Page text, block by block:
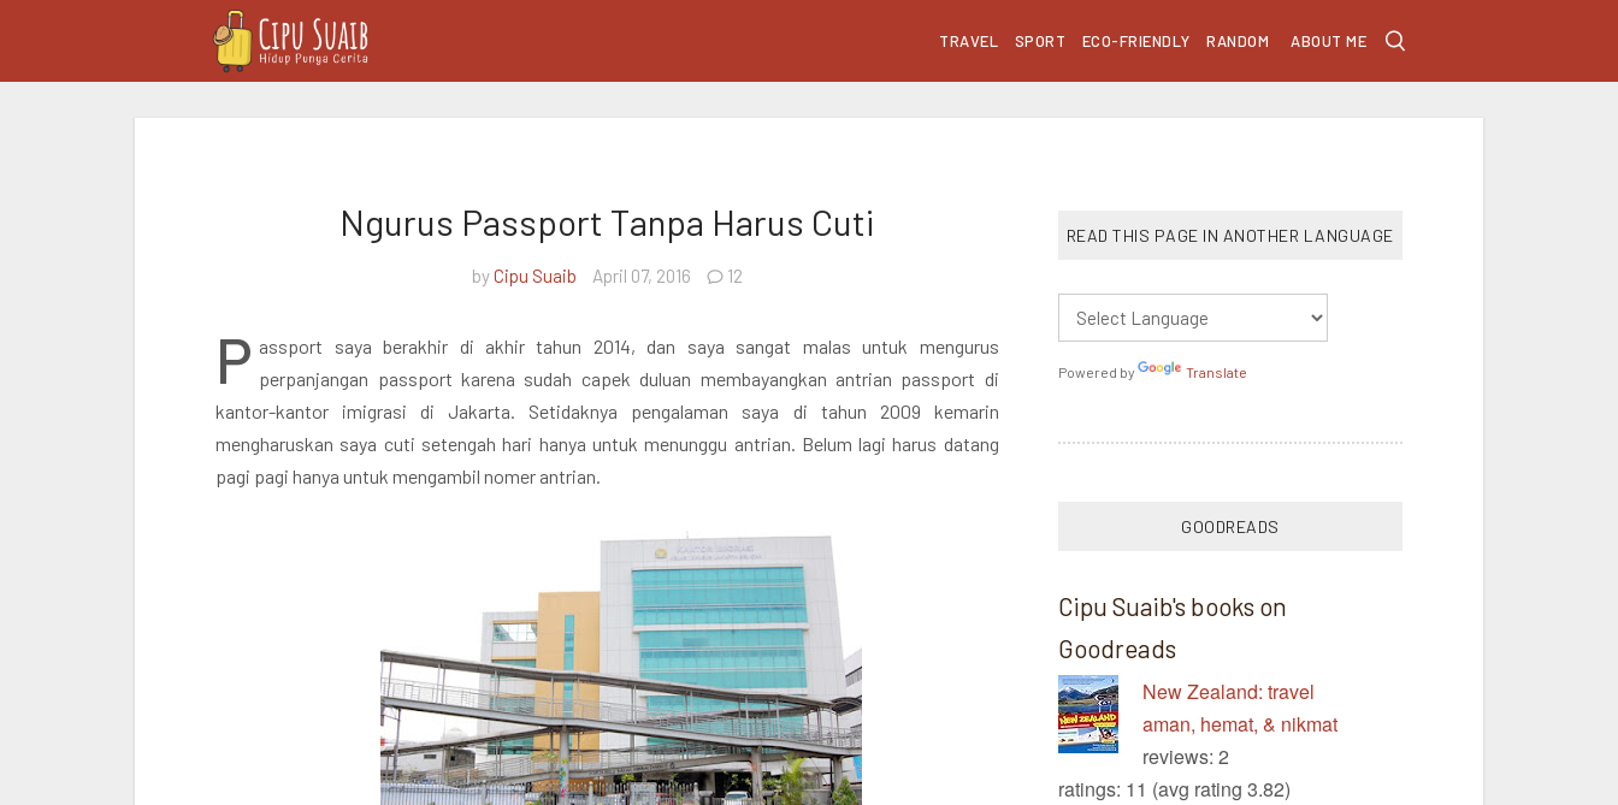
TRAVEL SPORT ECO-FRIENDLY RANDOM ABOUT ME
Ngurus Passport Tanpa Harus Cuti
byCipu Suaib April 07, 2016 12
P assport saya berakhir di akhir tahun 2014, dan saya sangat malas untuk mengurus
perpanjangan passport karena sudah capek duluan membayangkan antrian passport di
kantor-kantor imigrasi di Jakarta. Setidaknya pengalaman saya di tahun 2009 kemarin
mengharuskan saya cuti setengah hari hanya untuk menunggu antrian. Belum lagi harus datang
pagi pagi hanya untuk mengambil nomer antrian.
READ THIS PAGE IN ANOTHER LANGUAGE
Powered by Translate
GOODREADS
Cipu Suaib's books on
Goodreads
New Zealand: travel
aman, hemat, & nikmat
reviews: 2
ratings: 11 (avg rating 3.82)